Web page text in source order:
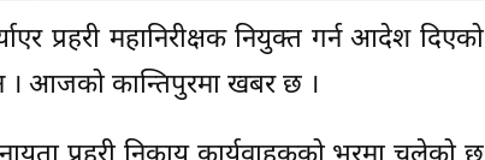
प्रहरी महानिरीक्षक नियुक्त गर्न आदेश दिएको
। आजको कान्तिपुरमा खबर छ ।